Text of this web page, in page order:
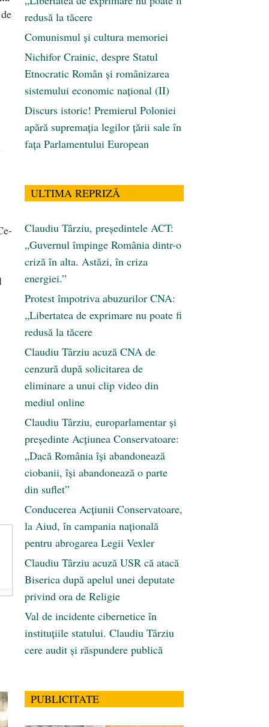
redusă la tăcere
Comunismul şi cultura memoriei
Nichifor Crainic, despre Statul
Etnocratic Român şi românizarea
sistemului economic naţional (II)
Discurs istoric! Premierul Poloniei
apără supremația legilor țării sale în
fața Parlamentului European
ULTIMA REPRIZĂ
Claudiu Târziu, președintele ACT:
„Guvernul împinge România dintr-o
criză în alta. Astăzi, în criza
energiei.”
Protest împotriva abuzurilor CNA:
„Libertatea de exprimare nu poate fi
redusă la tăcere
Claudiu Târziu acuză CNA de
cenzură după solicitarea de
eliminare a unui clip video din
mediul online
Claudiu Târziu, europarlamentar și
președinte Acțiunea Conservatoare:
„Dacă România își abandonează
ciobanii, își abandonează o parte
din suflet”
Conducerea Acțiunii Conservatoare,
la Aiud, în campania națională
pentru abrogarea Legii Vexler
Claudiu Târziu acuză USR că atacă
Biserica după apelul unei deputate
privind ora de Religie
Val de incidente cibernetice în
instituțiile statului. Claudiu Târziu
cere audit și răspundere publică
PUBLICITATE